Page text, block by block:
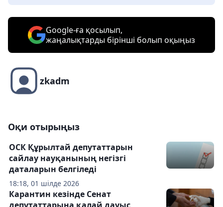
Google-ға қосылып,
жаңалықтарды бірінші болып оқыңыз
zkadm
Оқи отырыңыз
18:18, 01 шілде 2026
ОСК Құрылтай депутаттарын
сайлау науқанының негізгі
даталарын белгіледі
Карантин кезінде Сенат